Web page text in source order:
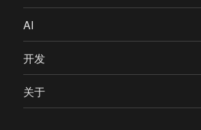
AI
开发
关于